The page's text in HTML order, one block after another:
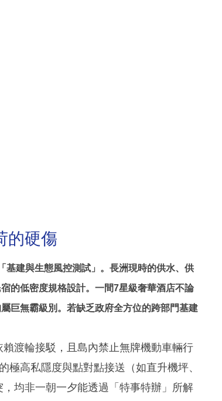
的硬傷
基建與生態風控測試」。長洲現時的供水、供
的低密度規格設計。一間7星級奢華酒店不論
巨無霸級別。若缺乏政府全方位的跨部門基建
渡輪接駁，且島內禁止無牌機動車輛行
高私隱度與點對點接送（如直升機坪、
均非一朝一夕能透過「特事特辦」所解